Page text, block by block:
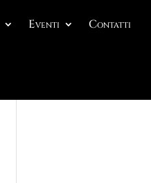
Eventi Contatti